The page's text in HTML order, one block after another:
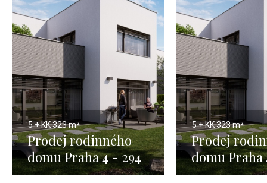
5 + KK323 m²
Prodej rodinného
domu Praha 4 - 294
m2 1
5 + KK323 m²
Prodej
domu Praha
m2